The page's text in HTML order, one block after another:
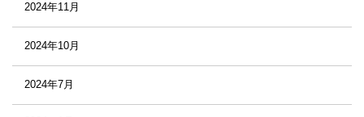
2024年11月
2024年10月
2024年7月